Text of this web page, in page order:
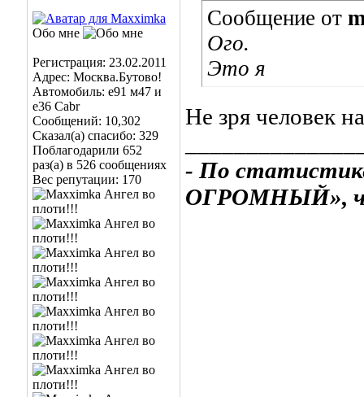
Обо мне
Регистрация: 23.02.2011
Адрес: Москва.Бутово!
Автомобиль: е91 м47 и
е36 Cabr
Сообщений: 10,302
Сказал(а) спасибо: 329
Поблагодарили 652
раз(а) в 526 сообщениях
Вес репутации: 170
Сообщение от
Ого.
Это я
Не зря человек
- По
ОГРОМНЫЙ»,